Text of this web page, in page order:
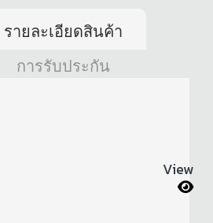
รายละเอียดสินค้า
การรับประกัน
View